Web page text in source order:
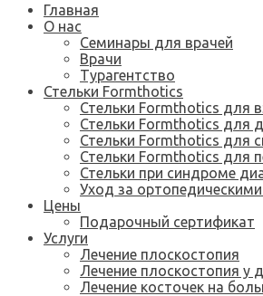
Главная
О нас
Семинары для врачей
Врачи
Турагентство
Стельки Formthotics
Стельки Formthotics для
Стельки Formthotics для
Стельки Formthotics для
Стельки Formthotics для
Стельки при синдроме
Уход за
Цены
Подарочный сертификат
Услуги
Лечение плоскостопия
Лечение плоскостопия у
Лечение косточек на